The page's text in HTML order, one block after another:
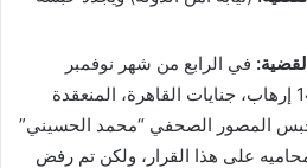
في الرابع من شهر نوفمبر
2018، جددت الدائرة 14 إرهاب، جنايات القاهرة، المنعقدة
حبس المصور الصحفي “محمد الحسيني”
محاميه على هذا القرار، ولكن تم رفض